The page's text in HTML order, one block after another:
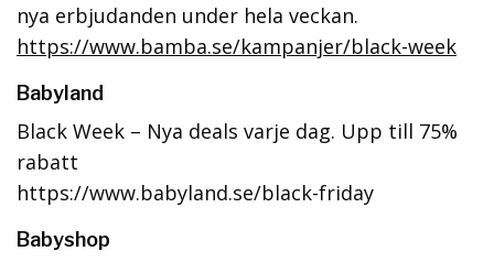
nya erbjudanden under hela veckan.
https://www.bamba.se/kampanjer/black-week
Babyland
Black Week – Nya deals varje dag. Upp till 75%
rabatt
https://www.babyland.se/black-friday
Babyshop